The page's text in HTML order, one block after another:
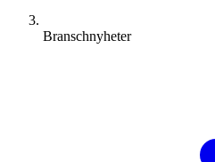
Branschnyheter